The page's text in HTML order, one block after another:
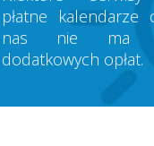
płatne kalendarze
nas nie ma
dodatkowych opłat.